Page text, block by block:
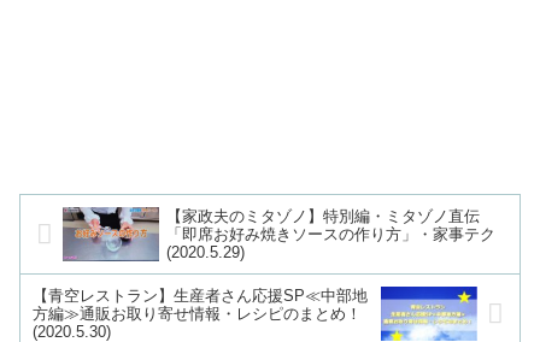
【家政夫のミタゾノ】特別編・ミタゾノ直伝
「即席お好み焼きソースの作り方」・家事テク
(2020.5.29)
【青空レストラン】生産者さん応援SP≪中部地
方編≫通販お取り寄せ情報・レシピのまとめ！
(2020.5.30)